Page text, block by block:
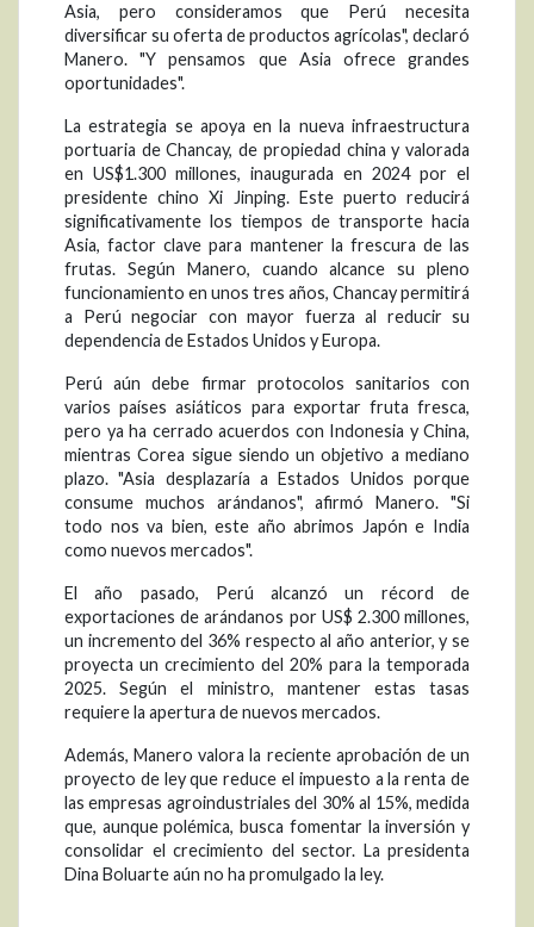
Asia, pero consideramos que Perú necesita
diversificar su oferta de productos agrícolas", declaró
Manero. "Y pensamos que Asia ofrece grandes
oportunidades".
La estrategia se apoya en la nueva infraestructura
portuaria de Chancay, de propiedad china y valorada
en US$1.300 millones, inaugurada en 2024 por el
presidente chino Xi Jinping. Este puerto reducirá
significativamente los tiempos de transporte hacia
Asia, factor clave para mantener la frescura de las
frutas. Según Manero, cuando alcance su pleno
funcionamiento en unos tres años, Chancay permitirá
a Perú negociar con mayor fuerza al reducir su
dependencia de Estados Unidos y Europa.
Perú aún debe firmar protocolos sanitarios con
varios países asiáticos para exportar fruta fresca,
pero ya ha cerrado acuerdos con Indonesia y China,
mientras Corea sigue siendo un objetivo a mediano
plazo. "Asia desplazaría a Estados Unidos porque
consume muchos arándanos", afirmó Manero. "Si
todo nos va bien, este año abrimos Japón e India
como nuevos mercados".
El año pasado, Perú alcanzó un récord de
exportaciones de arándanos por US$ 2.300 millones,
un incremento del 36% respecto al año anterior, y se
proyecta un crecimiento del 20% para la temporada
2025. Según el ministro, mantener estas tasas
requiere la apertura de nuevos mercados.
Además, Manero valora la reciente aprobación de un
proyecto de ley que reduce el impuesto a la renta de
las empresas agroindustriales del 30% al 15%, medida
que, aunque polémica, busca fomentar la inversión y
consolidar el crecimiento del sector. La presidenta
Dina Boluarte aún no ha promulgado la ley.